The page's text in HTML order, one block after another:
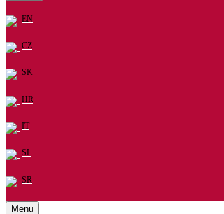
EN
CZ
SK
HR
IT
SL
SR
Menu